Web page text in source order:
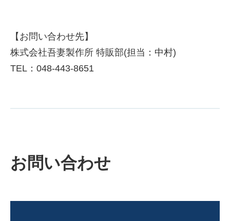
【お問い合わせ先】
株式会社吾妻製作所 特販部(担当：中村)
TEL：048-443-8651
お問い合わせ